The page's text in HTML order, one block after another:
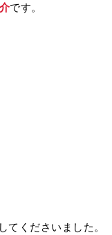
です。
てくださいました。